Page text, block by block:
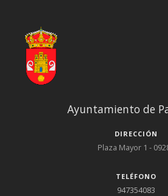
Ayuntamiento de
DIRECCIÓN
Plaza Mayor 1 -
TELÉFONO
947354083